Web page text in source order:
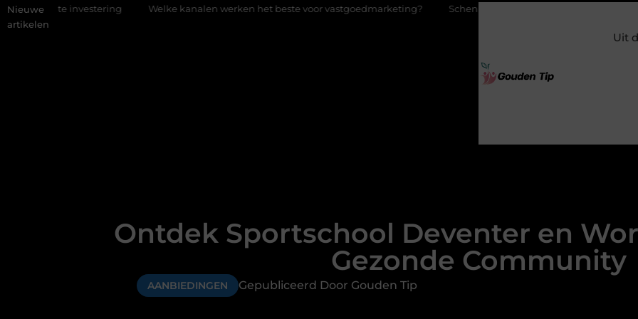
Nieuwe
artikelen
Welke kanalen werken het beste voor vastgoedmarketing? Schenking aan een goed doel: waarom geven zoveel
Uit
Ontdek Sportschool Deventer en
Gezonde Community
AANBIEDINGEN Gepubliceerd Door Gouden Tip